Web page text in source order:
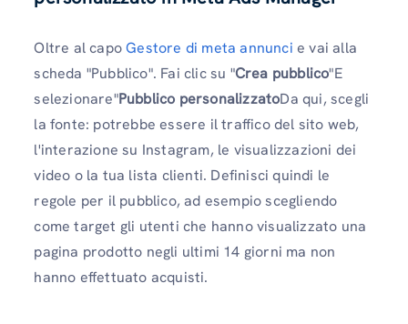
Oltre al capoGestore di meta annunci e vai alla
scheda "Pubblico". Fai clic su "Crea pubblico"E
selezionare"Pubblico personalizzatoDa qui, scegli
la fonte: potrebbe essere il traffico del sito web,
l'interazione su Instagram, le visualizzazioni dei
video o la tua lista clienti. Definisci quindi le
regole per il pubblico, ad esempio scegliendo
come target gli utenti che hanno visualizzato una
pagina prodotto negli ultimi 14 giorni ma non
hanno effettuato acquisti.